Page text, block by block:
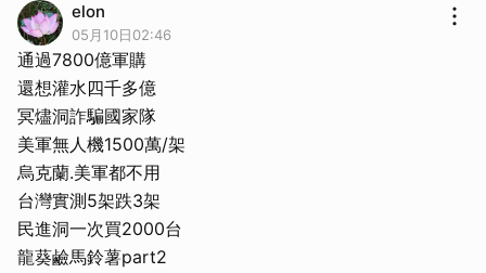
elon
05月10日02:46
通過7800億軍購
還想灌水四千多億
冥燼洞詐騙國家隊
美軍無人機1500萬/架
烏克蘭.美軍都不用
台灣實測5架跌3架
民進洞一次買2000台
龍葵鹼馬鈴薯part2